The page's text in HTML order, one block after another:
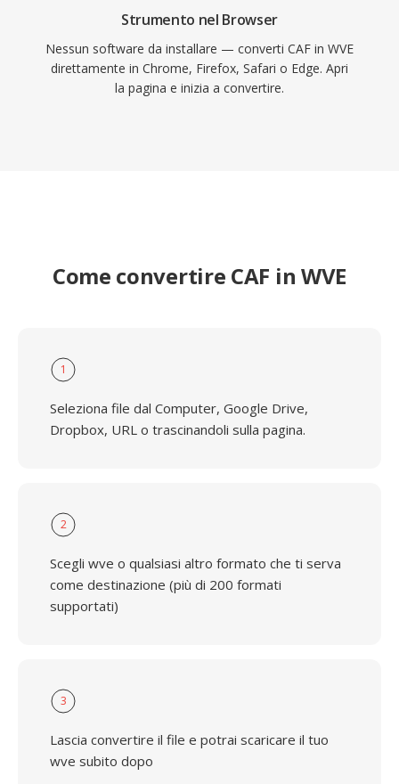
Strumento nel Browser
Nessun software da installare — converti CAF in WVE
direttamente in Chrome, Firefox, Safari o Edge. Apri
la pagina e inizia a convertire.
Come convertire CAF in WVE
1
Seleziona file dal Computer, Google Drive,
Dropbox, URL o trascinandoli sulla pagina.
2
Scegli wve o qualsiasi altro formato che ti serva
come destinazione (più di 200 formati
supportati)
3
Lascia convertire il file e potrai scaricare il tuo
wve subito dopo